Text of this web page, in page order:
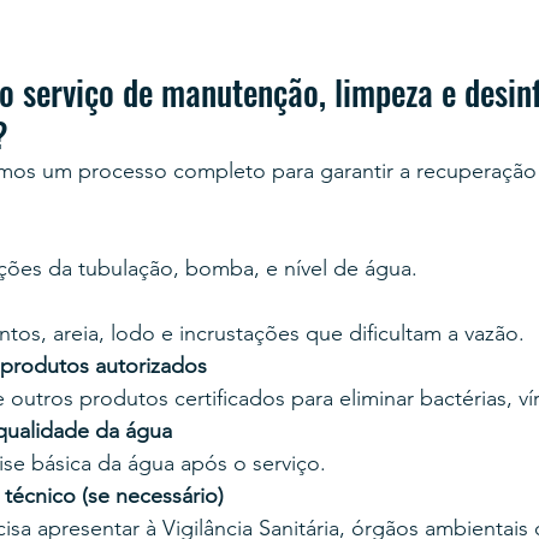
serviço de manutenção, limpeza e
um processo completo para garantir a
da tubulação, bomba, e nível de água.
areia, lodo e incrustações que dificultam a vazão.
autorizados
outros produtos certificados para eliminar bactérias,
da água
básica da água após o serviço.
(se necessário)
apresentar à Vigilância Sanitária, órgãos